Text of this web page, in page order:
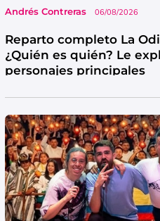
Andrés Contreras 06/08/2026
Reparto completo La
¿Quién es quién? Le
personajes principales